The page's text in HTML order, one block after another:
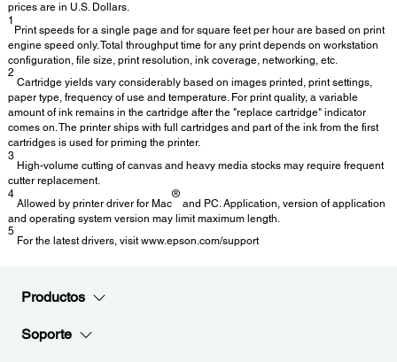
prices are in U.S. Dollars.
1
Print speeds for a single page and for square feet per hour are based on print
engine speed only. Total throughput time for any print depends on workstation
configuration, file size, print resolution, ink coverage, networking, etc.
2
Cartridge yields vary considerably based on images printed, print settings,
paper type, frequency of use and temperature. For print quality, a variable
amount of ink remains in the cartridge after the "replace cartridge" indicator
comes on. The printer ships with full cartridges and part of the ink from the first
cartridges is used for priming the printer.
3
High-volume cutting of canvas and heavy media stocks may require frequent
cutter replacement.
4
Allowed by printer driver for Mac
®
and PC. Application, version of application
and operating system version may limit maximum length.
5
For the latest drivers, visit www.epson.com/support
Productos
Soporte